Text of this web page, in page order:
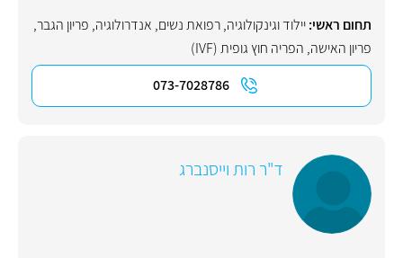
תחום ראשי:יילוד וגינקולוגיה, רפואת נשים, אנדרולוגיה, פריון הגבר,
פריון האישה, הפריה חוץ גופית (IVF)
073-7028786
ד"ר רות וייסנברג